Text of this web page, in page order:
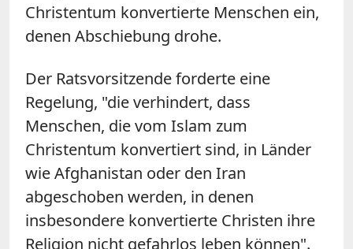
Christentum konvertierte Menschen ein,
denen Abschiebung drohe.
Der Ratsvorsitzende forderte eine
Regelung, "die verhindert, dass
Menschen, die vom Islam zum
Christentum konvertiert sind, in Länder
wie Afghanistan oder den Iran
abgeschoben werden, in denen
insbesondere konvertierte Christen ihre
Religion nicht gefahrlos leben können".